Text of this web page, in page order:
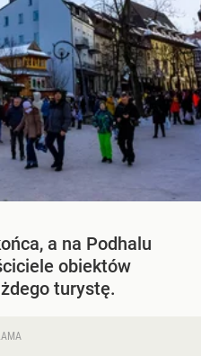
a na Podhalu
obiektów
turystę.